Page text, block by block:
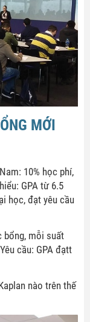
MỚI
10% học phí,
GPA từ 6.5
học, đạt yêu cầu
bổng, mỗi suất
cầu: GPA đạtt
nào trên thế